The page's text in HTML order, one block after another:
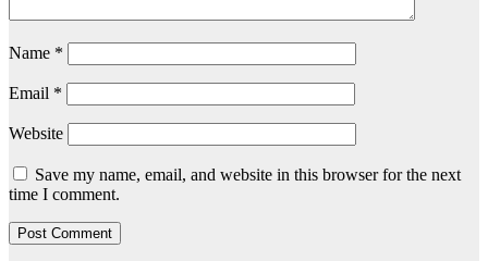
Name *
Email *
Website
Save my name, email, and website in this browser for the next
time I comment.